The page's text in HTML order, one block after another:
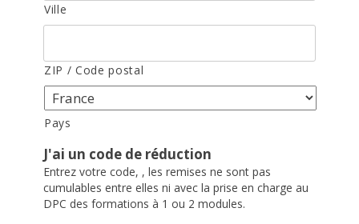
Ville
ZIP / Code postal
Pays
J'ai un code de réduction
Entrez votre code, , les remises ne sont pas
cumulables entre elles ni avec la prise en charge au
DPC des formations à 1 ou 2 modules.